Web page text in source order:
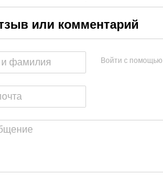
или комментарий
Войти с помощью